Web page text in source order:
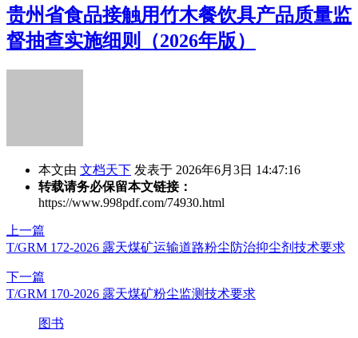
贵州省食品接触用竹木餐饮具产品质量监
督抽查实施细则（2026年版）
本文由 文档天下 发表于 2026年6月3日 14:47:16
转载请务必保留本文链接：
https://www.998pdf.com/74930.html
上一篇
T/GRM 172-2026 露天煤矿运输道路粉尘防治抑尘剂技术要求
下一篇
T/GRM 170-2026 露天煤矿粉尘监测技术要求
图书